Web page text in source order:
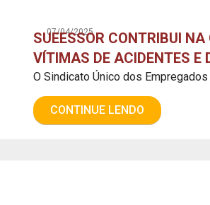
07/04/2025
SUEESSOR CONTRIBUI
VÍTIMAS DE ACIDENTES E
O Sindicato Único dos
CONTINUE LENDO